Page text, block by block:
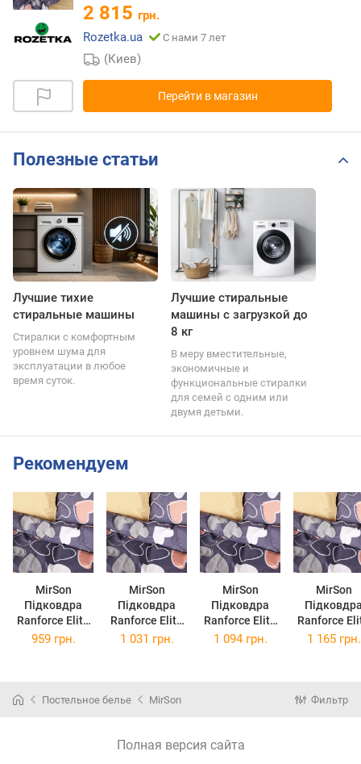
2 815 грн.
Rozetka.ua
С нами 7 лет
(Киев)
Перейти в магазин
Полезные статьи
Лучшие тихие
стиральные машины
Стиралки с комфортным
уровнем шума для
эксплуатации в любое
время суток.
Лучшие стиральные
машины с загрузкой до
8 кг
В меру вместительные,
экономичные и
функциональные стиралки
для семей с одним или
двумя детьми.
Рекомендуем
MirSon
Підковдра
Ranforce Elite
17-0720 Ashen
MirSon
Підковдра
Ranforce Elite
17-0720 Ashen
MirSon
Підковдра
Ranforce Elite
17-0720 Ashen
MirSon
Ranforce
17-0720
959 грн. 1 031 грн. 1 094 грн. 1 165 грн.
Постельное белье MirSon Фильтр
Полная версия сайта